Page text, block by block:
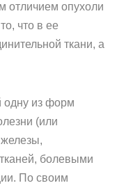
отличием опухоли
что в ее
ткани, а
одну из форм
(или
болевыми
По своим